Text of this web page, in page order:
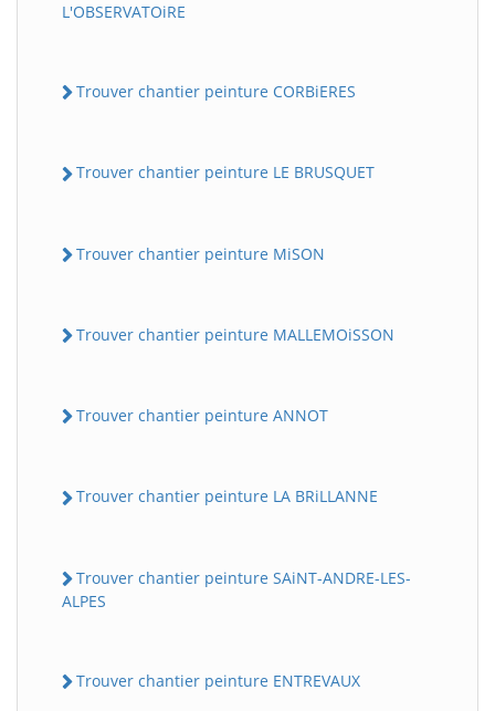
L'OBSERVATOiRE
Trouver chantier peinture CORBiERES
Trouver chantier peinture LE BRUSQUET
Trouver chantier peinture MiSON
Trouver chantier peinture MALLEMOiSSON
Trouver chantier peinture ANNOT
Trouver chantier peinture LA BRiLLANNE
Trouver chantier peinture SAiNT-ANDRE-LES-
ALPES
Trouver chantier peinture ENTREVAUX